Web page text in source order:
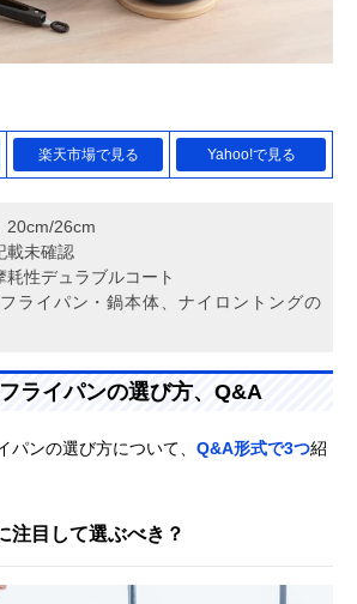
楽天市場で見る Yahoo!で見る
20cm/26cm
載未確認
耗性デュラブルコート
フライパン・鍋本体、ナイロントングの
ライパンの選び方、Q&A
パンの選び方について、 Q&A形式で3つ紹
注目して選ぶべき？